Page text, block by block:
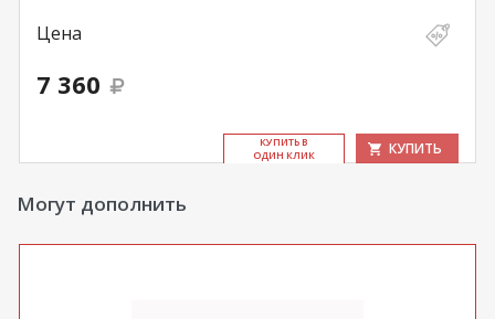
Цена
7 360
КУ­ПИТЬ В
ОДИН КЛИК
КУПИТЬ
Могут дополнить